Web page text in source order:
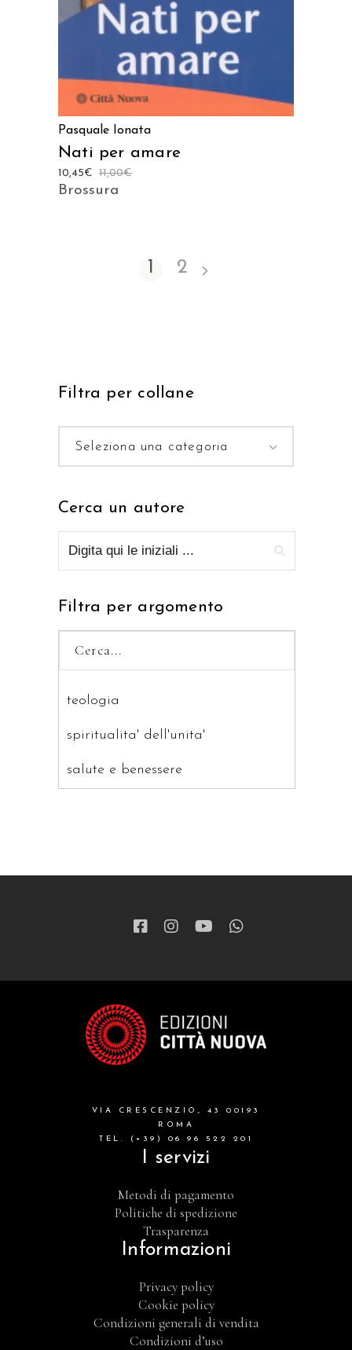
Pasquale Ionata
Nati per amare
11,00€
10,45€
Brossura
1 2
Filtra per collane
Seleziona una categoria
Cerca un autore
Filtra per argomento
teologia
spiritualita' dell'unita'
salute e benessere
patristica
formazione cristiana e liturgia
catalogo storico
attualita'
VIA CRESCENZIO, 43 00193
ROMA
TEL. (+39) 06 96 522 201
I servizi
Metodi di pagamento
Politiche di spedizione
Trasparenza
Informazioni
Privacy policy
Cookie policy
Condizioni generali di vendita
Condizioni d’uso